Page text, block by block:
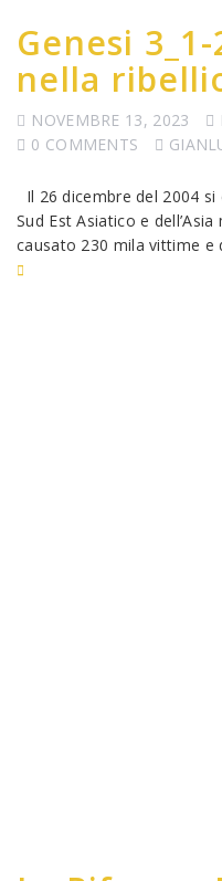
Genesi
nella
NOVEMBRE 13, 2023
0 COMMENTS
Il 26 dicembre del 2004
Sud Est Asiatico e
causato 230 mila vittime e